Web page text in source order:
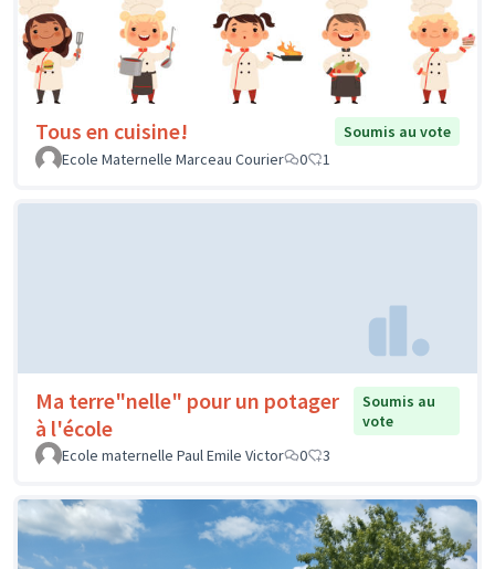
Tous en cuisine!
Soumis au vote
Ecole Maternelle Marceau Courier
0 1
Ma terre"nelle" pour un potager
à l'école
Soumis au
vote
Ecole maternelle Paul Emile Victor
0 3